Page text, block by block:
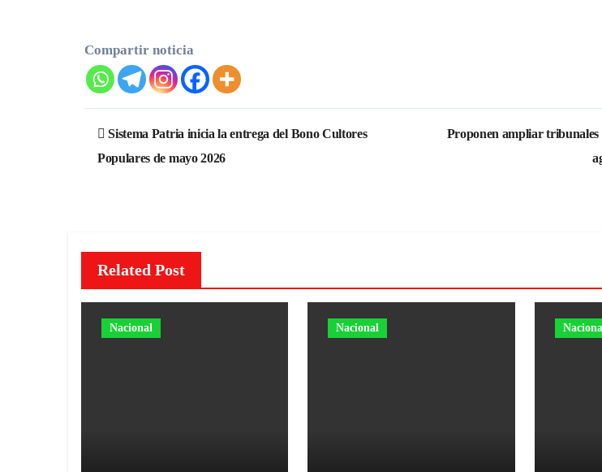
Compartir noticia
Navegación
de
Sistema Patria inicia la entrega del Bono Cultores
Populares de mayo 2026
Proponen ampliar
Related Post
Nacional Nacional